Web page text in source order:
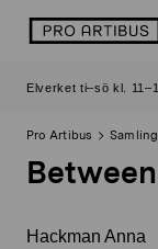
logo
Elverket ti–sö kl.
Pro Artibus
Hackman Anna